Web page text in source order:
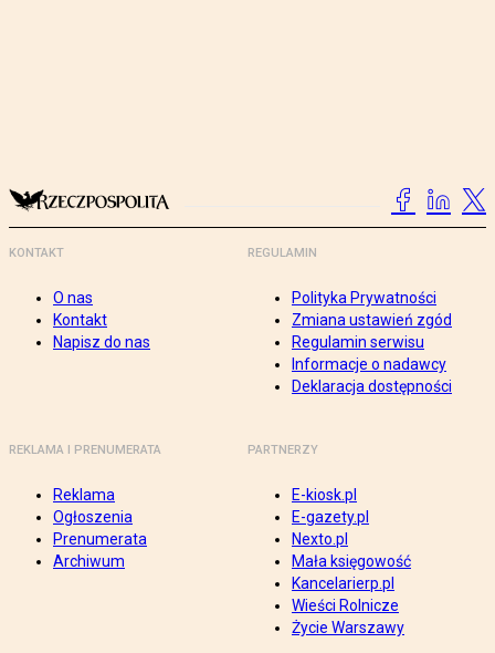
KONTAKT
O nas
Kontakt
Napisz do nas
REGULAMIN
Polityka Prywatności
Zmiana ustawień zgód
Regulamin serwisu
Informacje o nadawcy
Deklaracja dostępności
REKLAMA I PRENUMERATA
Reklama
Ogłoszenia
Prenumerata
Archiwum
PARTNERZY
E-kiosk.pl
E-gazety.pl
Nexto.pl
Mała księgowość
Kancelarierp.pl
Wieści Rolnicze
Życie Warszawy